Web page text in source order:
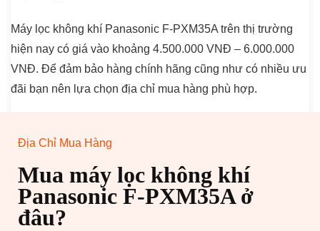
Máy lọc không khí Panasonic F-PXM35A trên thị trường
hiện nay có giá vào khoảng 4.500.000 VNĐ – 6.000.000
VNĐ. Để đảm bảo hàng chính hãng cũng như có nhiều ưu
đãi bạn nên lựa chọn địa chỉ mua hàng phù hợp.
Địa Chỉ Mua Hàng
Mua máy lọc không khí
Panasonic F-PXM35A ở
đâu?